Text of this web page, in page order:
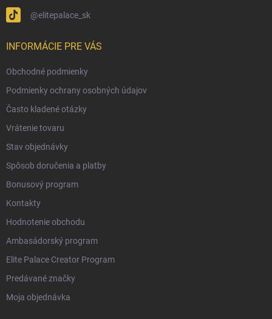
@elitepalace_sk
INFORMÁCIE PRE VÁS
Obchodné podmienky
Podmienky ochrany osobných údajov
Často kladené otázky
Vrátenie tovaru
Stav objednávky
Spôsob doručenia a platby
Bonusový program
Kontakty
Hodnotenie obchodu
Ambasádorský program
Elite Palace Creator Program
Predávané značky
Moja objednávka